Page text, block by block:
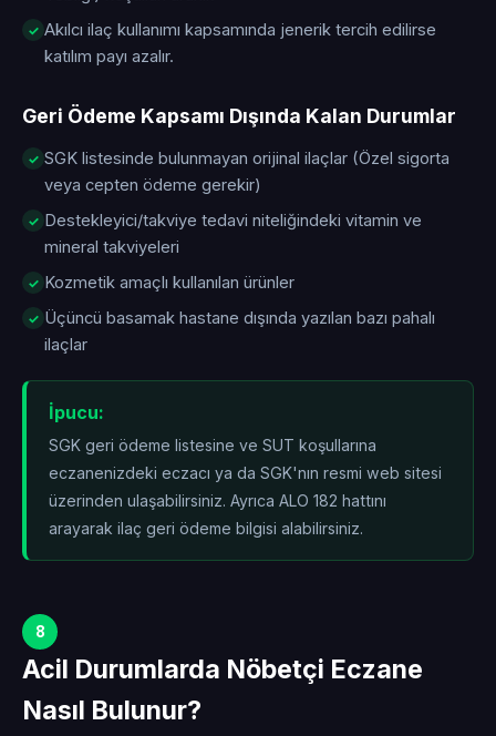
Akılcı ilaç kullanımı kapsamında jenerik tercih edilirse
katılım payı azalır.
Geri Ödeme Kapsamı Dışında Kalan Durumlar
SGK listesinde bulunmayan orijinal ilaçlar (Özel sigorta
veya cepten ödeme gerekir)
Destekleyici/takviye tedavi niteliğindeki vitamin ve
mineral takviyeleri
Kozmetik amaçlı kullanılan ürünler
Üçüncü basamak hastane dışında yazılan bazı pahalı
ilaçlar
İpucu:
SGK geri ödeme listesine ve SUT koşullarına
eczanenizdeki eczacı ya da SGK'nın resmi web sitesi
üzerinden ulaşabilirsiniz. Ayrıca ALO 182 hattını
arayarak ilaç geri ödeme bilgisi alabilirsiniz.
8
Acil Durumlarda Nöbetçi Eczane
Nasıl Bulunur?